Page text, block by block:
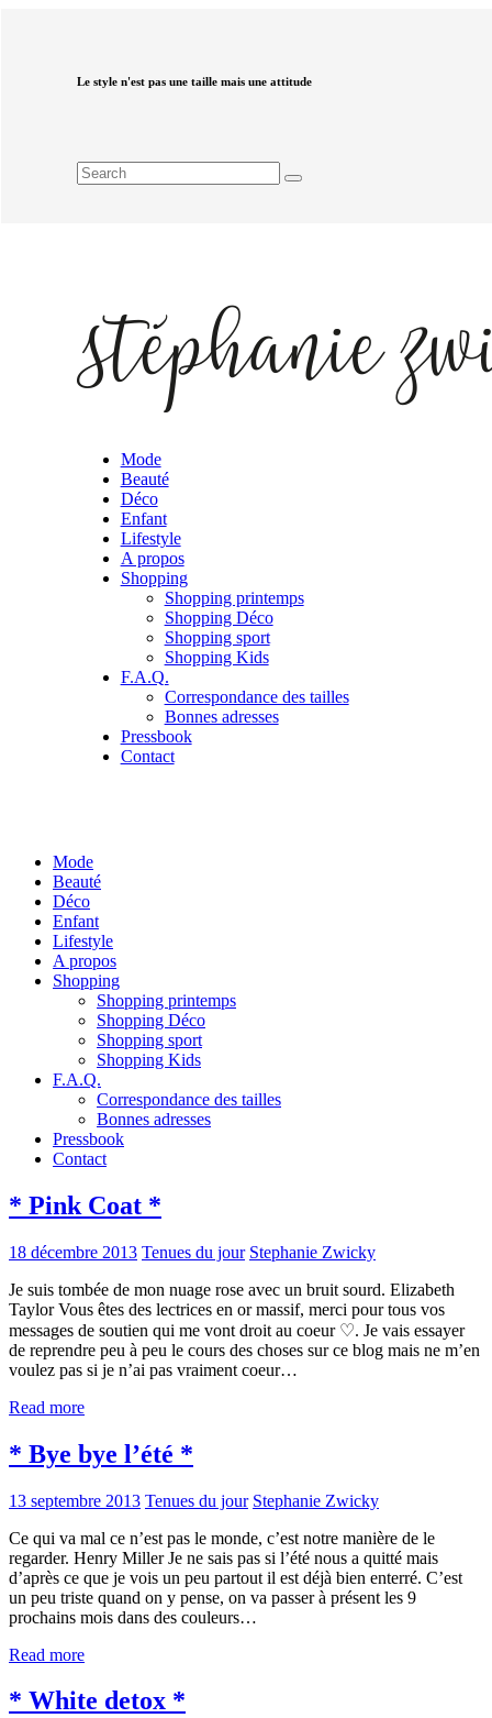
Le style n'est pas une taille mais une attitude
Mode
Beauté
Déco
Enfant
Lifestyle
A propos
Shopping
Shopping printemps
Shopping Déco
Shopping sport
Shopping Kids
F.A.Q.
Correspondance des tailles
Bonnes adresses
Pressbook
Contact
Mode
Beauté
Déco
Enfant
Lifestyle
A propos
Shopping
Shopping printemps
Shopping Déco
Shopping sport
Shopping Kids
F.A.Q.
Correspondance des tailles
Bonnes adresses
Pressbook
Contact
* Pink Coat *
18 décembre 2013 Tenues du jour Stephanie Zwicky
Je suis tombée de mon nuage rose avec un bruit sourd. Elizabeth
Taylor Vous êtes des lectrices en or massif, merci pour tous vos
messages de soutien qui me vont droit au coeur ♡. Je vais essayer
de reprendre peu à peu le cours des choses sur ce blog mais ne m’en
voulez pas si je n’ai pas vraiment coeur…
Read more
* Bye bye l’été *
13 septembre 2013 Tenues du jour Stephanie Zwicky
Ce qui va mal ce n’est pas le monde, c’est notre manière de le
regarder. Henry Miller Je ne sais pas si l’été nous a quitté mais
d’après ce que je vois un peu partout il est déjà bien enterré. C’est
un peu triste quand on y pense, on va passer à présent les 9
prochains mois dans des couleurs…
Read more
* White detox *